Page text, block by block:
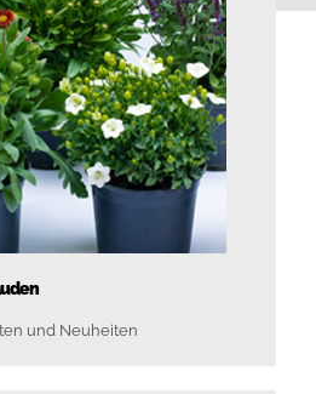
und Neuheiten